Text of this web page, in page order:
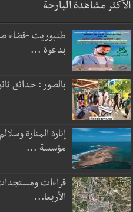
الأكثر مشاهدة البارحة
طنبوريت -قضاء
بدعوة ...
بالصور : حدائق
إنارة المنارة
مؤسسة ...
قراءات
الأربعا...